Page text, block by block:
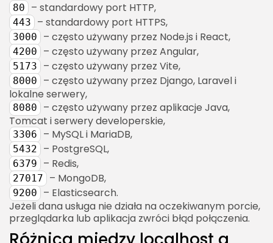
80 – standardowy port HTTP,
443 – standardowy port HTTPS,
3000 – często używany przez Node.js i React,
4200 – często używany przez Angular,
5173 – często używany przez Vite,
8000
– często używany przez Django, Laravel i
lokalne serwery,
8080
– często używany przez aplikacje Java,
Tomcat i serwery developerskie,
3306 – MySQL i MariaDB,
5432 – PostgreSQL,
6379 – Redis,
27017 – MongoDB,
9200
– Elasticsearch.
Jeżeli dana usługa nie działa na oczekiwanym porcie,
przeglądarka lub aplikacja zwróci błąd połączenia.